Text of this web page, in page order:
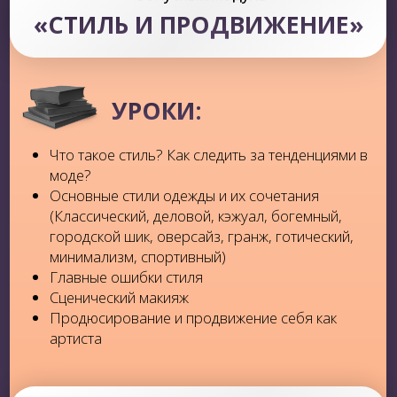
Избавишься от страха сцены и критики
внутреннюю опору
Расширишь свой диапазон,
высокие ноты и сложные техники
Начнешьзаниматься любимым
делом,
собственный репертуар!
Песни и музыка, которые идеально
подходят и нравятся тебе
Поймешь,с чего начать реализацию
и осуществишь свою мечту!
Появятся скиллы и знания, которые
помогутгромко заявить о себе на
большой сцене,
Узнаешь,как попасть в лейбли как